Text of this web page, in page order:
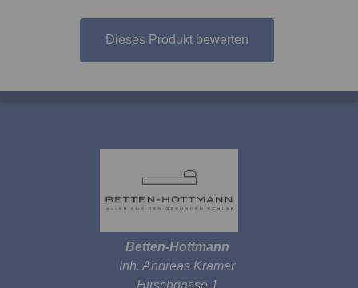
Dieses Produkt bewerten
Betten-Hottmann
Inh. Andreas Kramer
Hirschgasse 1